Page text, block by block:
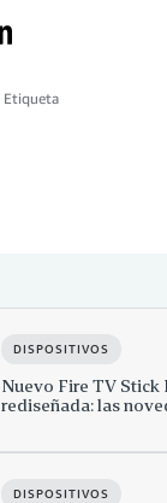
Etiqueta
DISPOSITIVOS
Nuevo Fire TV Stick
rediseñada: las
DISPOSITIVOS